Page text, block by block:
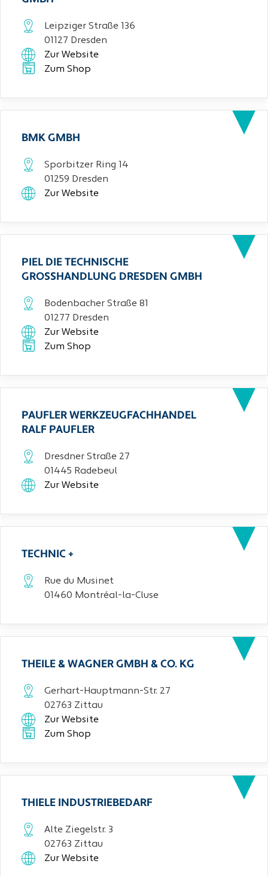
Leipziger Straße 136
01127 Dresden
Zur Website
Zum Shop
BMK GMBH
Sporbitzer Ring 14
01259 Dresden
Zur Website
PIEL DIE TECHNISCHE
GROSSHANDLUNG DRESDEN GMBH
Bodenbacher Straße 81
01277 Dresden
Zur Website
Zum Shop
PAUFLER WERKZEUGFACHHANDEL
RALF PAUFLER
Dresdner Straße 27
01445 Radebeul
Zur Website
TECHNIC +
Rue du Musinet
01460 Montréal-la-Cluse
THEILE & WAGNER GMBH & CO. KG
Gerhart-Hauptmann-Str. 27
02763 Zittau
Zur Website
Zum Shop
THIELE INDUSTRIEBEDARF
Alte Ziegelstr. 3
02763 Zittau
Zur Website